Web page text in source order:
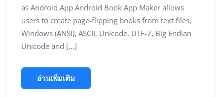
as Android App Android Book App Maker allows
users to create page-flipping books from text files,
Windows (ANSI), ASCII, Unicode, UTF-7, Big Endian
Unicode and […]
อ่านเพิ่มเติม